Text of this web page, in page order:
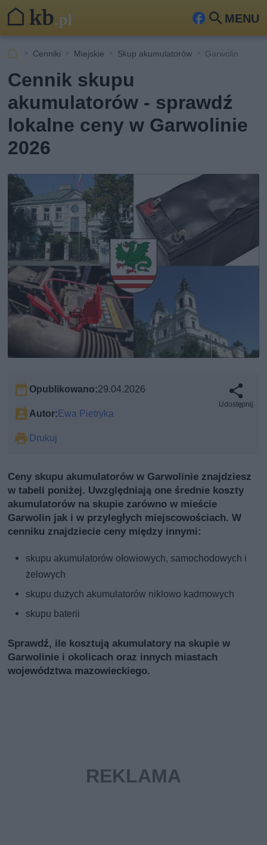
MENU
Fa Szu
kaj
Cenniki Miejskie Skup akumulatorów Garwolin
Cennik skupu
akumulatorów - sprawdź
lokalne ceny w Garwolinie
2026
Opublikowano:29.04.2026
Autor: Ewa Pietryka
Drukuj
Udostępnij
Ceny skupu akumulatorów w Garwolinie znajdziesz
w tabeli poniżej. Uwzględniają one średnie koszty
akumulatorów na skupie zarówno w mieście
Garwolin jak i w przyległych miejscowościach. W
cenniku znajdziecie ceny między innymi:
skupu akumulatorów ołowiowych, samochodowych i
żelowych
skupu dużych akumulatorów niklowo kadmowych
skupu baterii
Sprawdź, ile kosztują akumulatory na skupie w
Garwolinie i okolicach oraz innych miastach
województwa mazowieckiego.